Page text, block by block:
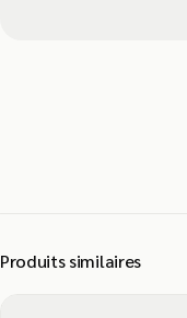
Produits similaires